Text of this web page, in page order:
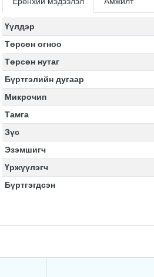
Үүлдэр
Төрсөн огноо
Төрсөн нутаг
Бүртгэлийн дугаар
Микрочип
Тамга
Зүс
Эзэмшигч
Үржүүлэгч
Бүртгэгдсэн